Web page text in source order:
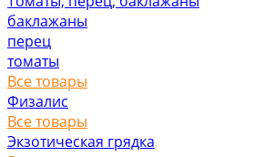
баклажаны
перец
томаты
Все товары
Физалис
Все товары
Экзотическая грядка